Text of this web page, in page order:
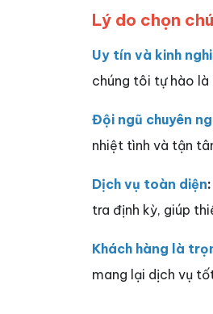
Lý do chọn
Uy tín và kinh
chúng tôi tự hào là
Đội ngũ chuyên
nhiệt tình và tận
Dịch vụ toàn diện:
tra định kỳ, giúp
Khách hàng là
mang lại dịch vụ